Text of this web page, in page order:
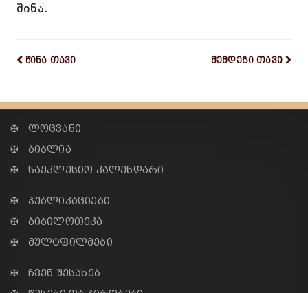
შინა.
წინა თავი შემდეგი თავი
✠ ლოცვანი
✠ ბიბლია
✠ საეკლესიო კალენდარი
✠ პუბლიკაციები
✠ ბიბილოთეკა
✠ მულტფილმები
✠ ჩვენ შესახებ